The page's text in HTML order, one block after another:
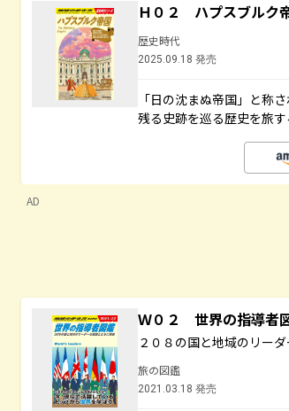
Ｈ０２ ハプスブルク
歴史時代
2025.09.18 発売
「日の沈まぬ帝国」と称
残る史跡を巡る歴史を旅す
AD
Ｗ０２ 世界の指導者
２０８の国と地域のリー
旅の図鑑
2021.03.18 発売